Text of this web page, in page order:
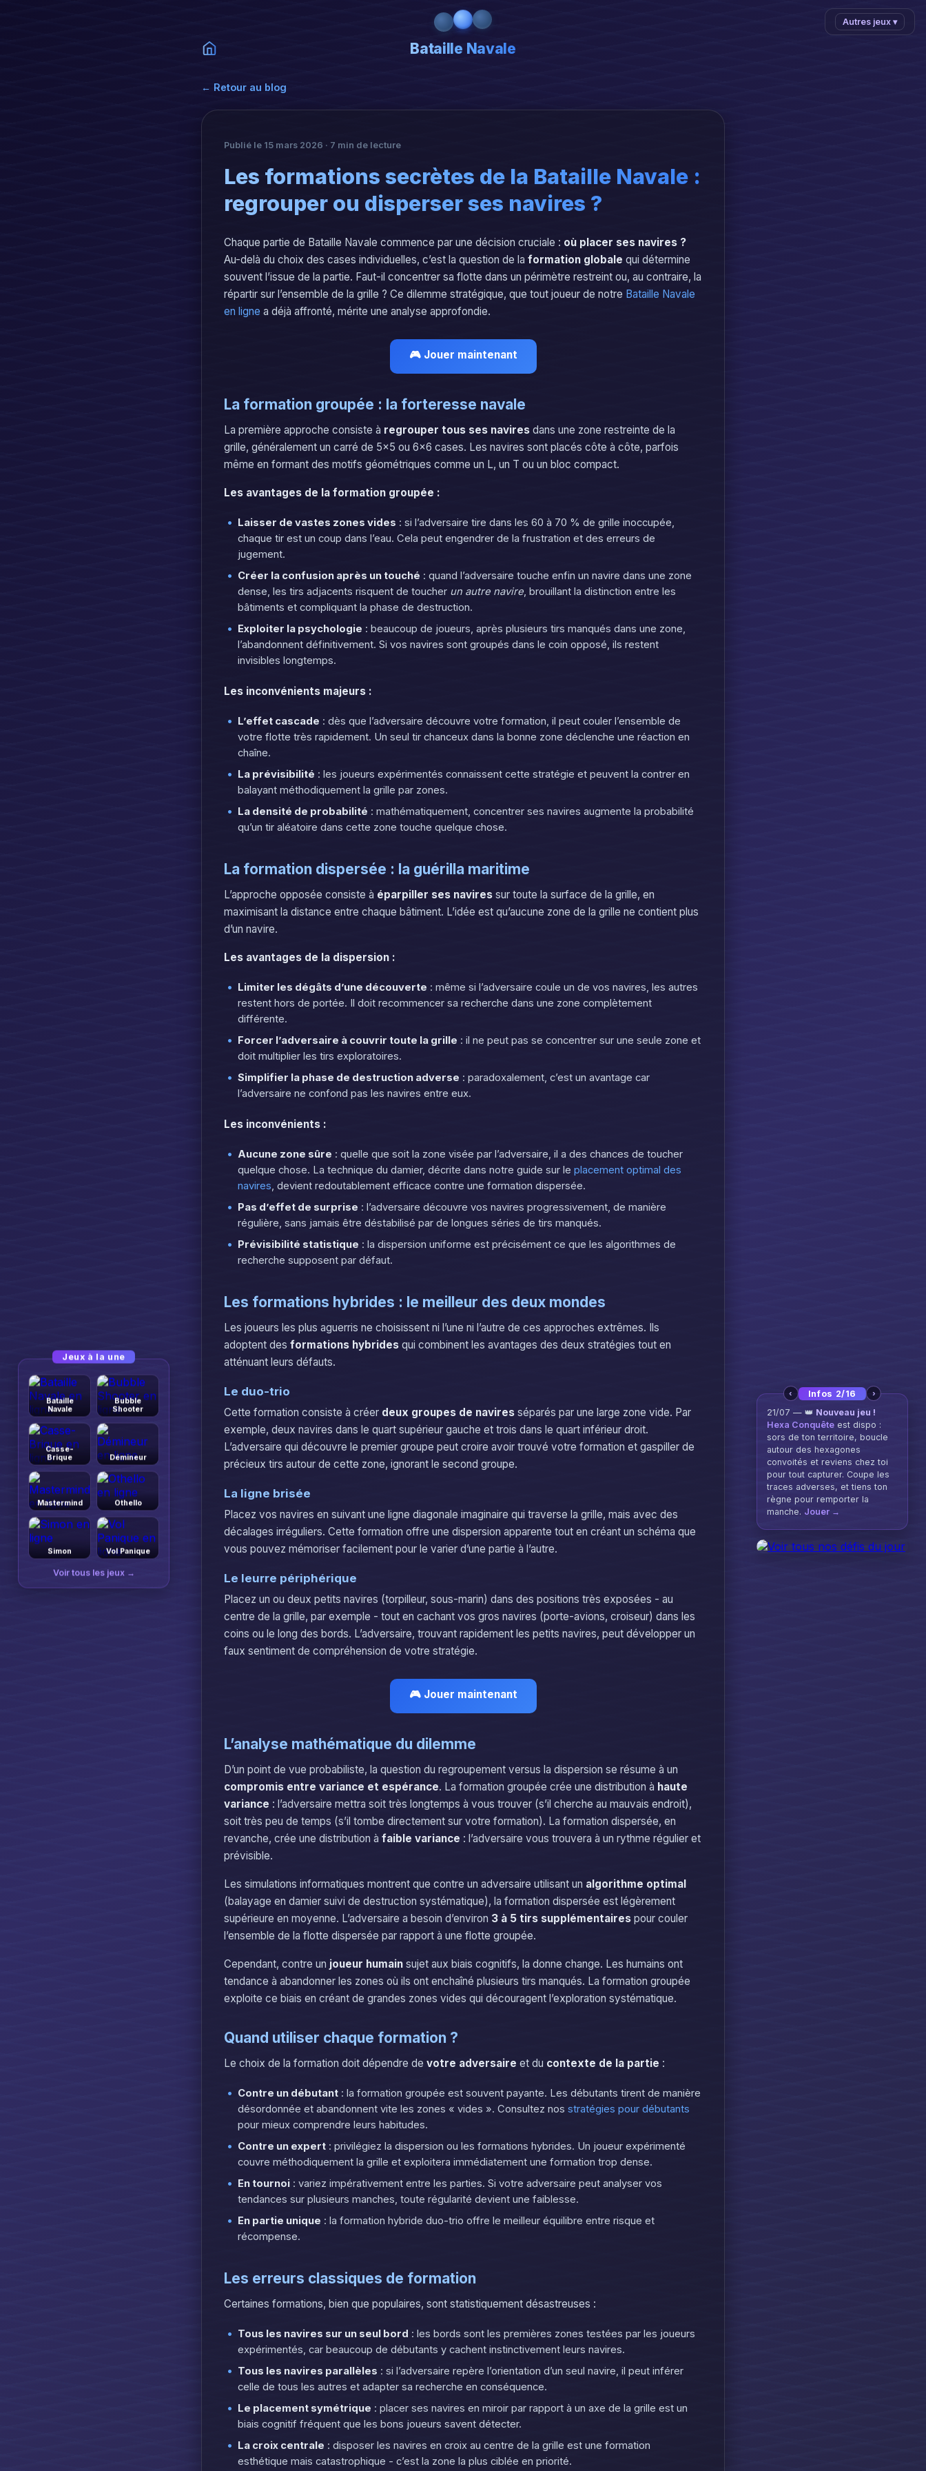
Bataille Navale
← Retour au blog
Publié le 15 mars 2026 · 7 min de lecture
Les formations secrètes de la Bataille Navale :
regrouper ou disperser ses navires ?
Chaque partie de Bataille Navale commence par une décision cruciale : où placer ses navires ?
Au-delà du choix des cases individuelles, c’est la question de la formation globale qui détermine
souvent l’issue de la partie. Faut-il concentrer sa flotte dans un périmètre restreint ou, au contraire, la
répartir sur l’ensemble de la grille ? Ce dilemme stratégique, que tout joueur de notre Bataille Navale
en ligne a déjà affronté, mérite une analyse approfondie.
🎮 Jouer maintenant
La formation groupée : la forteresse navale
La première approche consiste à regrouper tous ses navires dans une zone restreinte de la
grille, généralement un carré de 5×5 ou 6×6 cases. Les navires sont placés côte à côte, parfois
même en formant des motifs géométriques comme un L, un T ou un bloc compact.
Les avantages de la formation groupée :
Laisser de vastes zones vides : si l’adversaire tire dans les 60 à 70 % de grille inoccupée,
chaque tir est un coup dans l’eau. Cela peut engendrer de la frustration et des erreurs de
jugement.
Créer la confusion après un touché : quand l’adversaire touche enfin un navire dans une zone
dense, les tirs adjacents risquent de toucher un autre navire, brouillant la distinction entre les
bâtiments et compliquant la phase de destruction.
Exploiter la psychologie : beaucoup de joueurs, après plusieurs tirs manqués dans une zone,
l’abandonnent définitivement. Si vos navires sont groupés dans le coin opposé, ils restent
invisibles longtemps.
Les inconvénients majeurs :
L’effet cascade : dès que l’adversaire découvre votre formation, il peut couler l’ensemble de
votre flotte très rapidement. Un seul tir chanceux dans la bonne zone déclenche une réaction en
chaîne.
La prévisibilité : les joueurs expérimentés connaissent cette stratégie et peuvent la contrer en
balayant méthodiquement la grille par zones.
La densité de probabilité : mathématiquement, concentrer ses navires augmente la probabilité
qu’un tir aléatoire dans cette zone touche quelque chose.
La formation dispersée : la guérilla maritime
L’approche opposée consiste à éparpiller ses navires sur toute la surface de la grille, en
maximisant la distance entre chaque bâtiment. L’idée est qu’aucune zone de la grille ne contient plus
d’un navire.
Les avantages de la dispersion :
Limiter les dégâts d’une découverte : même si l’adversaire coule un de vos navires, les autres
restent hors de portée. Il doit recommencer sa recherche dans une zone complètement
différente.
Forcer l’adversaire à couvrir toute la grille : il ne peut pas se concentrer sur une seule zone et
doit multiplier les tirs exploratoires.
Simplifier la phase de destruction adverse : paradoxalement, c’est un avantage car
l’adversaire ne confond pas les navires entre eux.
Les inconvénients :
Aucune zone sûre : quelle que soit la zone visée par l’adversaire, il a des chances de toucher
quelque chose. La technique du damier, décrite dans notre guide sur le placement optimal des
navires, devient redoutablement efficace contre une formation dispersée.
Pas d’effet de surprise : l’adversaire découvre vos navires progressivement, de manière
régulière, sans jamais être déstabilisé par de longues séries de tirs manqués.
Prévisibilité statistique : la dispersion uniforme est précisément ce que les algorithmes de
recherche supposent par défaut.
Les formations hybrides : le meilleur des deux mondes
Les joueurs les plus aguerris ne choisissent ni l’une ni l’autre de ces approches extrêmes. Ils
adoptent des formations hybrides qui combinent les avantages des deux stratégies tout en
atténuant leurs défauts.
Le duo-trio
Cette formation consiste à créer deux groupes de navires séparés par une large zone vide. Par
exemple, deux navires dans le quart supérieur gauche et trois dans le quart inférieur droit.
L’adversaire qui découvre le premier groupe peut croire avoir trouvé votre formation et gaspiller de
précieux tirs autour de cette zone, ignorant le second groupe.
La ligne brisée
Placez vos navires en suivant une ligne diagonale imaginaire qui traverse la grille, mais avec des
décalages irréguliers. Cette formation offre une dispersion apparente tout en créant un schéma que
vous pouvez mémoriser facilement pour le varier d’une partie à l’autre.
Le leurre périphérique
Placez un ou deux petits navires (torpilleur, sous-marin) dans des positions très exposées - au
centre de la grille, par exemple - tout en cachant vos gros navires (porte-avions, croiseur) dans les
coins ou le long des bords. L’adversaire, trouvant rapidement les petits navires, peut développer un
faux sentiment de compréhension de votre stratégie.
🎮 Jouer maintenant
L’analyse mathématique du dilemme
D’un point de vue probabiliste, la question du regroupement versus la dispersion se résume à un
compromis entre variance et espérance. La formation groupée crée une distribution à haute
variance : l’adversaire mettra soit très longtemps à vous trouver (s’il cherche au mauvais endroit),
soit très peu de temps (s’il tombe directement sur votre formation). La formation dispersée, en
revanche, crée une distribution à faible variance : l’adversaire vous trouvera à un rythme régulier et
prévisible.
Les simulations informatiques montrent que contre un adversaire utilisant un algorithme optimal
(balayage en damier suivi de destruction systématique), la formation dispersée est légèrement
supérieure en moyenne. L’adversaire a besoin d’environ 3 à 5 tirs supplémentaires pour couler
l’ensemble de la flotte dispersée par rapport à une flotte groupée.
Cependant, contre un joueur humain sujet aux biais cognitifs, la donne change. Les humains ont
tendance à abandonner les zones où ils ont enchaîné plusieurs tirs manqués. La formation groupée
exploite ce biais en créant de grandes zones vides qui découragent l’exploration systématique.
Quand utiliser chaque formation ?
Le choix de la formation doit dépendre de votre adversaire et du contexte de la partie :
Contre un débutant : la formation groupée est souvent payante. Les débutants tirent de manière
désordonnée et abandonnent vite les zones « vides ». Consultez nos stratégies pour débutants
pour mieux comprendre leurs habitudes.
Contre un expert : privilégiez la dispersion ou les formations hybrides. Un joueur expérimenté
couvre méthodiquement la grille et exploitera immédiatement une formation trop dense.
En tournoi : variez impérativement entre les parties. Si votre adversaire peut analyser vos
tendances sur plusieurs manches, toute régularité devient une faiblesse.
En partie unique : la formation hybride duo-trio offre le meilleur équilibre entre risque et
récompense.
Les erreurs classiques de formation
Certaines formations, bien que populaires, sont statistiquement désastreuses :
Tous les navires sur un seul bord : les bords sont les premières zones testées par les joueurs
expérimentés, car beaucoup de débutants y cachent instinctivement leurs navires.
Tous les navires parallèles : si l’adversaire repère l’orientation d’un seul navire, il peut inférer
celle de tous les autres et adapter sa recherche en conséquence.
Le placement symétrique : placer ses navires en miroir par rapport à un axe de la grille est un
biais cognitif fréquent que les bons joueurs savent détecter.
La croix centrale : disposer les navires en croix au centre de la grille est une formation
esthétique mais catastrophique - c’est la zone la plus ciblée en priorité.
‹ Infos 2/16 ›
21/07 — 👑 Nouveau jeu !
Hexa Conquête est dispo :
sors de ton territoire, boucle
autour des hexagones
convoités et reviens chez toi
pour tout capturer. Coupe les
traces adverses, et tiens ton
règne pour remporter la
manche. Jouer →
Jeux à la une
Bataille
Navale
Bubble
Shooter
Casse-
Brique
Démineur
Mastermind Othello
Simon Vol Panique
Voir tous les jeux →
Autres jeux ▾